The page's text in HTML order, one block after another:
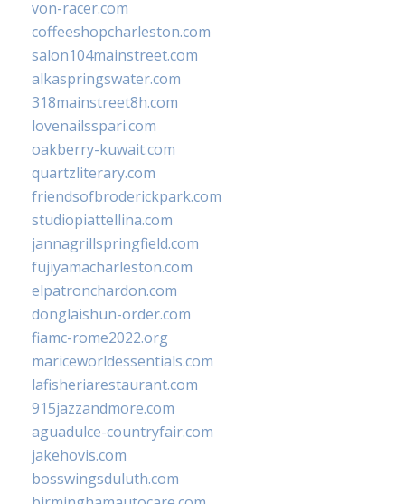
von-racer.com
coffeeshopcharleston.com
salon104mainstreet.com
alkaspringswater.com
318mainstreet8h.com
lovenailsspari.com
oakberry-kuwait.com
quartzliterary.com
friendsofbroderickpark.com
studiopiattellina.com
jannagrillspringfield.com
fujiyamacharleston.com
elpatronchardon.com
donglaishun-order.com
fiamc-rome2022.org
mariceworldessentials.com
lafisheriarestaurant.com
915jazzandmore.com
aguadulce-countryfair.com
jakehovis.com
bosswingsduluth.com